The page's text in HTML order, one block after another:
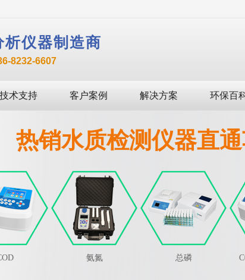
析仪器制造商
8232-6607
技术支持 客户案例 解决方案 环保百
热销水质检测仪器直
氨氮 总磷